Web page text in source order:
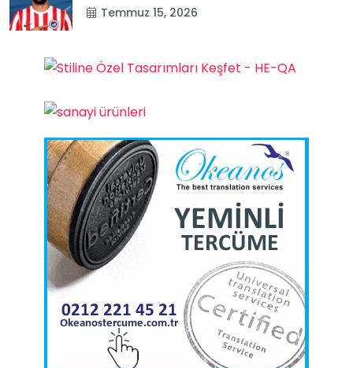
Temmuz 15, 2026